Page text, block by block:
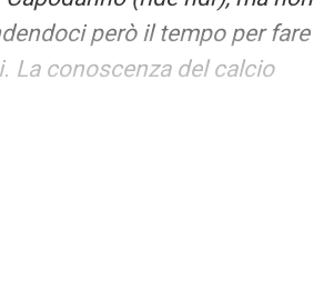
però il tempo per fare
La conoscenza del calcio